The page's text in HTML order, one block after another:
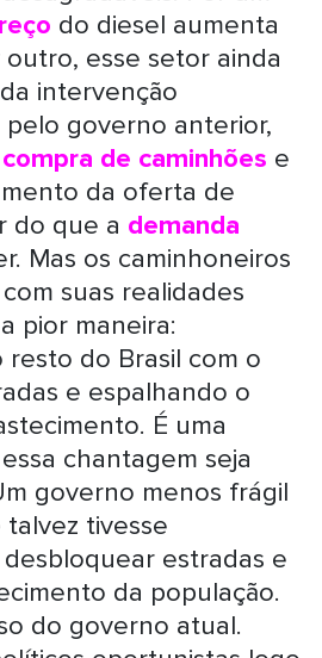
do diesel aumenta
esse setor ainda
intervenção
governo anterior,
de caminhões e
da oferta de
do que a demanda
Mas os caminhoneiros
suas realidades
pior maneira:
do Brasil com o
e espalhando o
É uma
chantagem seja
governo menos frágil
tivesse
estradas e
da população.
do governo atual.